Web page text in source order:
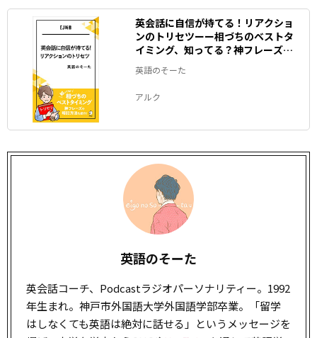
英会話に自信が持てる！リアクショ
ンのトリセツーー相づちのベストタ
イミング、知ってる？神フレーズや
暗記方法も紹介！ EJ新書 (アルク ソ
クデジBOOKS)
英語のそーた
アルク
英語のそーた
英会話コーチ、Podcastラジオパーソナリティー。1992
年生まれ。神戸市外国語大学外国語学部卒業。「留学
はしなくても英語は絶対に話せる」というメッセージを